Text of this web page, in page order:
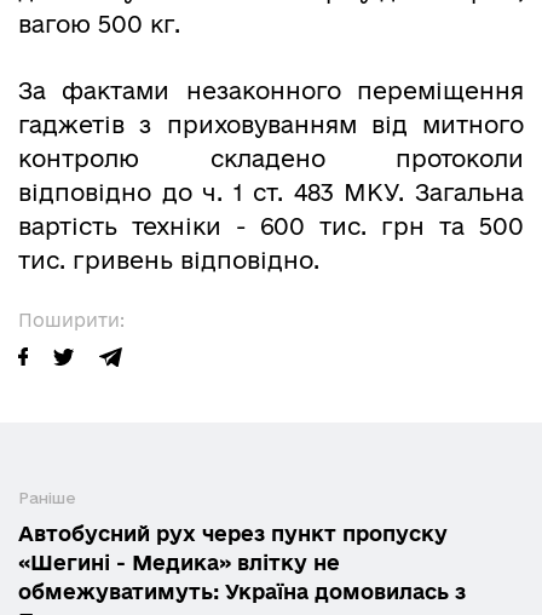
Поширити:
вагою 500 кг.
За фактами незаконного переміщення
гаджетів з приховуванням від митного
контролю складено протоколи
відповідно до ч. 1 ст. 483 МКУ. Загальна
вартість техніки - 600 тис. грн та 500
тис. гривень відповідно.
Раніше
Автобусний рух через пункт пропуску
«Шегині - Медика» влітку не
обмежуватимуть: Україна домовилась з